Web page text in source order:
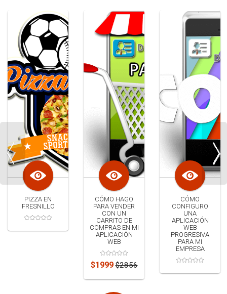
PIZZA EN
FRESNILLO
CÓMO HAGO
PARA VENDER
CON UN
CARRITO DE
COMPRAS EN MI
APLICACIÓN
WEB
$1999 $2856
CÓMO
CONFIGURO
UNA
APLICACIÓN
WEB
PROGRESIVA
PARA MI
EMPRESA